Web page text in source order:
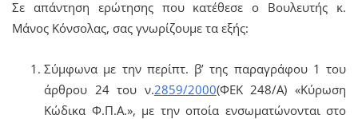
Σε απάντηση ερώτησης που κατέθεσε ο Βουλευτής κ.
Μάνος Κόνσολας, σας γνωρίζουμε τα εξής:
Σύμφωνα με την περίπτ. β’ της παραγράφου 1 του
άρθρου 24 του ν.2859/2000(ΦΕΚ 248/Α) «Κύρωση
Κώδικα Φ.Π.Α.», με την οποία ενσωματώνονται στο